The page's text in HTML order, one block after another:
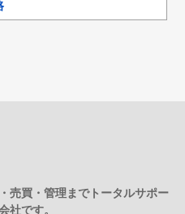
売買・管理までトータルサポー
社です。